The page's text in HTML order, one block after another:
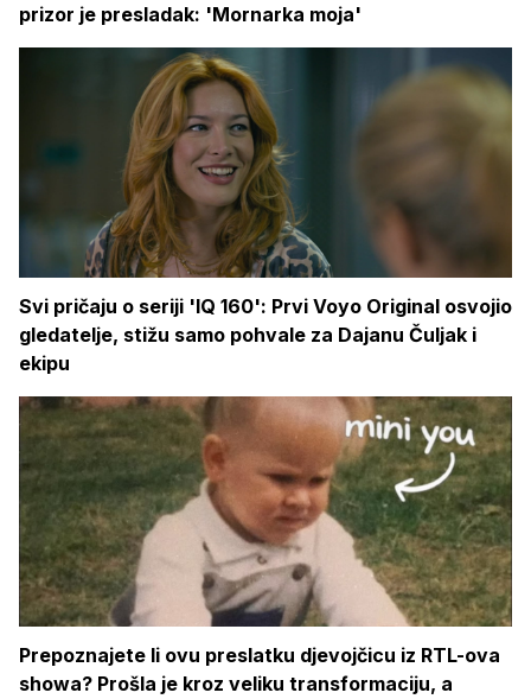
prizor je presladak: 'Mornarka moja'
Svi pričaju o seriji 'IQ 160': Prvi Voyo Original osvojio
gledatelje, stižu samo pohvale za Dajanu Čuljak i
ekipu
Prepoznajete li ovu preslatku djevojčicu iz RTL-ova
showa? Prošla je kroz veliku transformaciju, a